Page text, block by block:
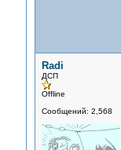
Radi
ДСП
Offline
Сообщений: 2,568